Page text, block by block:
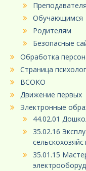
Обучающимся
Родителям
Безопасные
Обработка
Страница
ВСОКО
Движение первых
Электронные
44.02.01
35.02.16
35.01.15